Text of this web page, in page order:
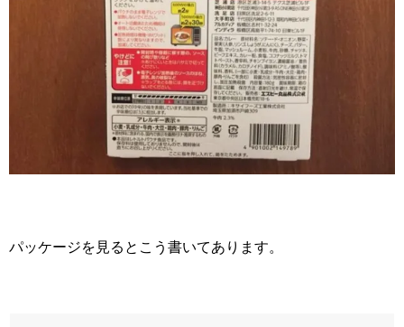
パッケージを見るとこう書いてあります。